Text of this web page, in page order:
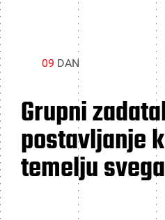
09 DAN
Grupni
postavljanje
temelju